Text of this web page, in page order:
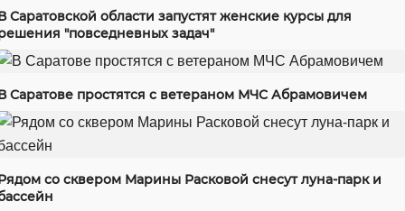
Саратовской области запустят женские курсы для
"повседневных задач"
Саратове простятся с ветераном МЧС Абрамовичем
со сквером Марины Расковой снесут луна-парк и